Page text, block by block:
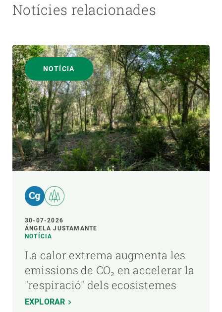
Notícies relacionades
NOTÍCIA
30-07-2026
ÁNGELA JUSTAMANTE
NOTÍCIA
La calor extrema augmenta les
emissions de CO₂ en accelerar la
"respiració" dels ecosistemes
EXPLORAR